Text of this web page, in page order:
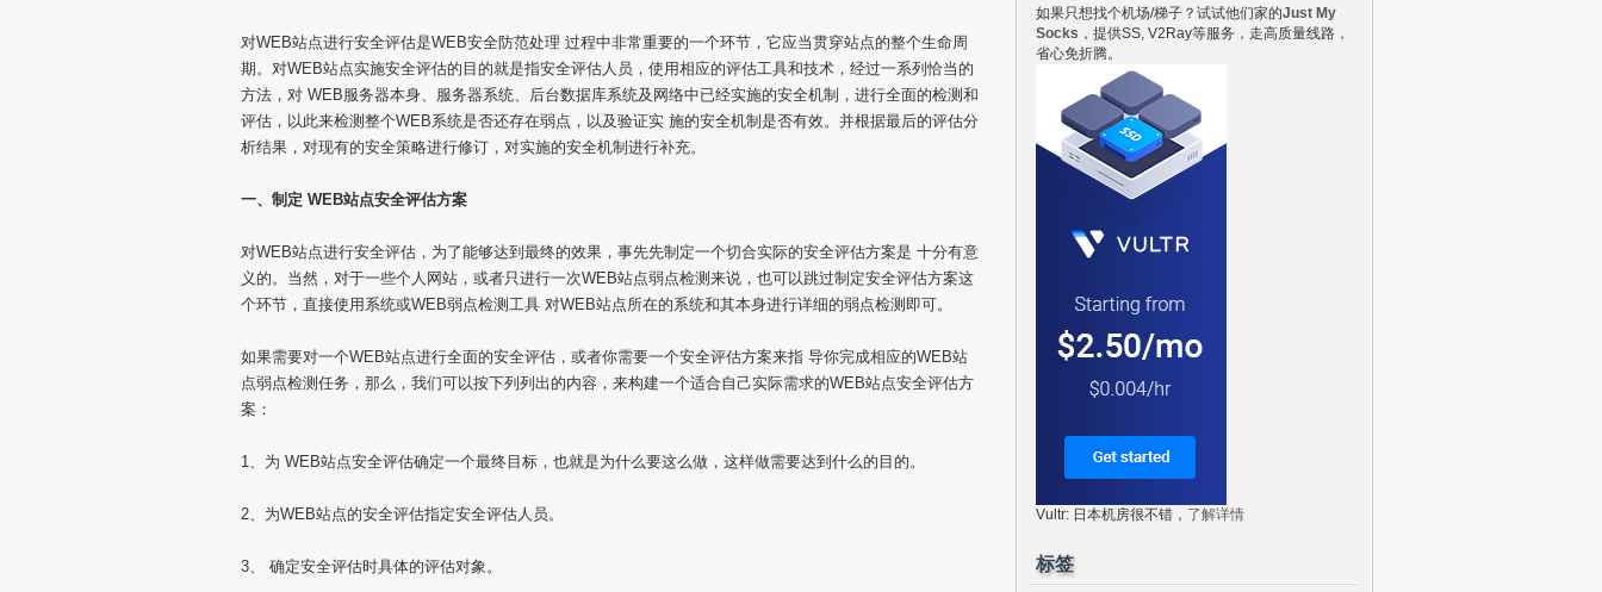
对WEB站点进行安全评估是WEB安全防范处理 过程中非常重要的一个环节，它应当贯穿站点的整个生命周
期。对WEB站点实施安全评估的目的就是指安全评估人员，使用相应的评估工具和技术，经过一系列恰当的
方法，对 WEB服务器本身、服务器系统、后台数据库系统及网络中已经实施的安全机制，进行全面的检测和
评估，以此来检测整个WEB系统是否还存在弱点，以及验证实 施的安全机制是否有效。并根据最后的评估分
析结果，对现有的安全策略进行修订，对实施的安全机制进行补充。
一、制定 WEB站点安全评估方案
对WEB站点进行安全评估，为了能够达到最终的效果，事先先制定一个切合实际的安全评估方案是 十分有意
义的。当然，对于一些个人网站，或者只进行一次WEB站点弱点检测来说，也可以跳过制定安全评估方案这
个环节，直接使用系统或WEB弱点检测工具 对WEB站点所在的系统和其本身进行详细的弱点检测即可。
如果需要对一个WEB站点进行全面的安全评估，或者你需要一个安全评估方案来指 导你完成相应的WEB站
点弱点检测任务，那么，我们可以按下列列出的内容，来构建一个适合自己实际需求的WEB站点安全评估方
案：
1、为 WEB站点安全评估确定一个最终目标，也就是为什么要这么做，这样做需要达到什么的目的。
2、为WEB站点的安全评估指定安全评估人员。
3、 确定安全评估时具体的评估对象。
如果只想找个机场/梯子？试试他们家的Just My
Socks ，提供SS, V2Ray等服务，走高质量线路，
省心免折腾。
Vultr: 日本机房很不错， 了解详情
标签